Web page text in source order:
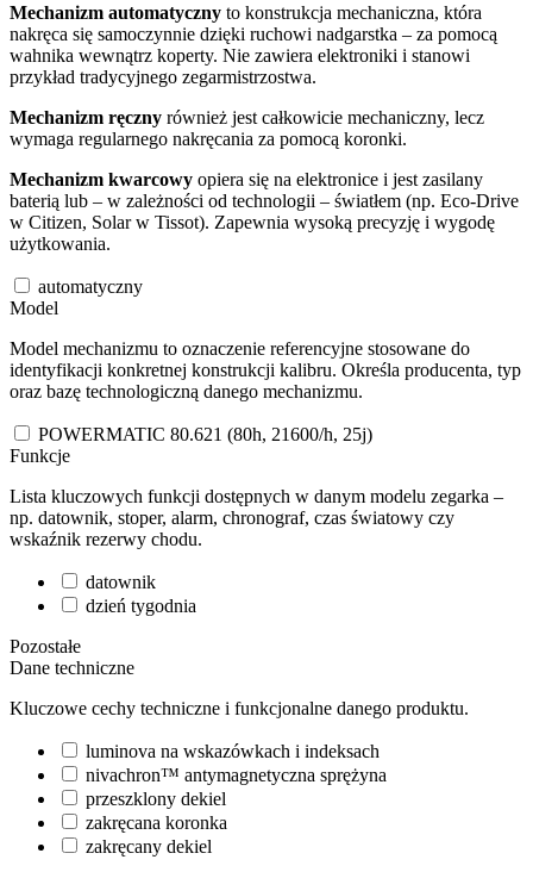
Mechanizm automatyczny to konstrukcja mechaniczna, która
nakręca się samoczynnie dzięki ruchowi nadgarstka – za pomocą
wahnika wewnątrz koperty. Nie zawiera elektroniki i stanowi
przykład tradycyjnego zegarmistrzostwa.
Mechanizm ręczny również jest całkowicie mechaniczny, lecz
wymaga regularnego nakręcania za pomocą koronki.
Mechanizm kwarcowy opiera się na elektronice i jest zasilany
baterią lub – w zależności od technologii – światłem (np. Eco-Drive
w Citizen, Solar w Tissot). Zapewnia wysoką precyzję i wygodę
użytkowania.
automatyczny
Model
Model mechanizmu to oznaczenie referencyjne stosowane do
identyfikacji konkretnej konstrukcji kalibru. Określa producenta, typ
oraz bazę technologiczną danego mechanizmu.
POWERMATIC 80.621 (80h, 21600/h, 25j)
Funkcje
Lista kluczowych funkcji dostępnych w danym modelu zegarka –
np. datownik, stoper, alarm, chronograf, czas światowy czy
wskaźnik rezerwy chodu.
datownik
dzień tygodnia
Pozostałe
Dane techniczne
Kluczowe cechy techniczne i funkcjonalne danego produktu.
luminova na wskazówkach i indeksach
nivachron™ antymagnetyczna sprężyna
przeszklony dekiel
zakręcana koronka
zakręcany dekiel